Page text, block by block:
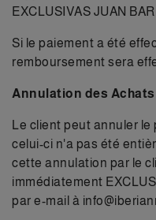
EXCLUSIVAS JUAN
Si le paiement a été
remboursement sera
Annulation des
Le client peut annuler
celui-ci n'a pas été
cette annulation par le
immédiatement
par e-mail à